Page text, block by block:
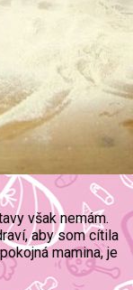
však nemám.
aby som cítila
mamina, je